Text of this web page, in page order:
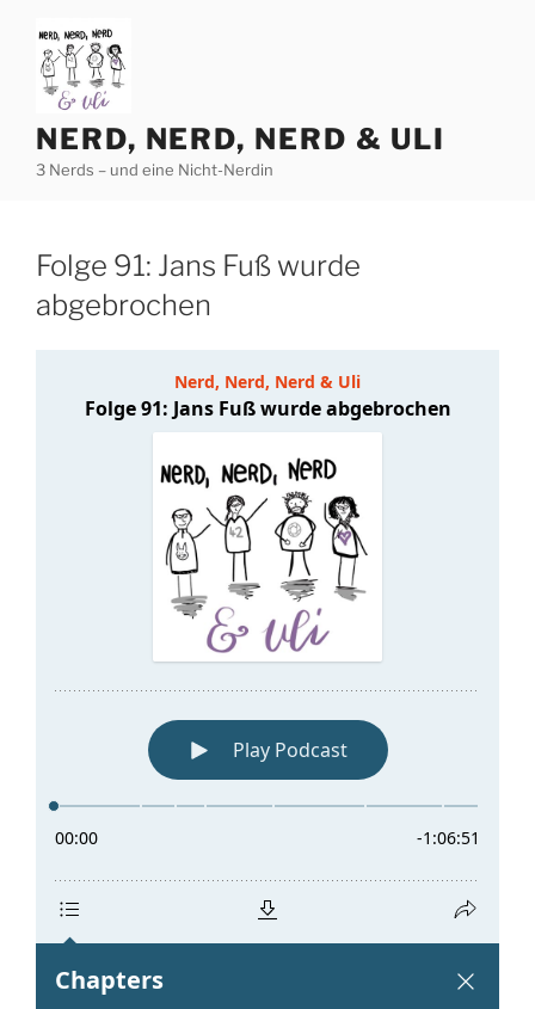
Inhalt
springen
NERD, NERD, NERD & ULI
3 Nerds – und eine Nicht-Nerdin
Folge 91: Jans Fuß wurde
abgebrochen